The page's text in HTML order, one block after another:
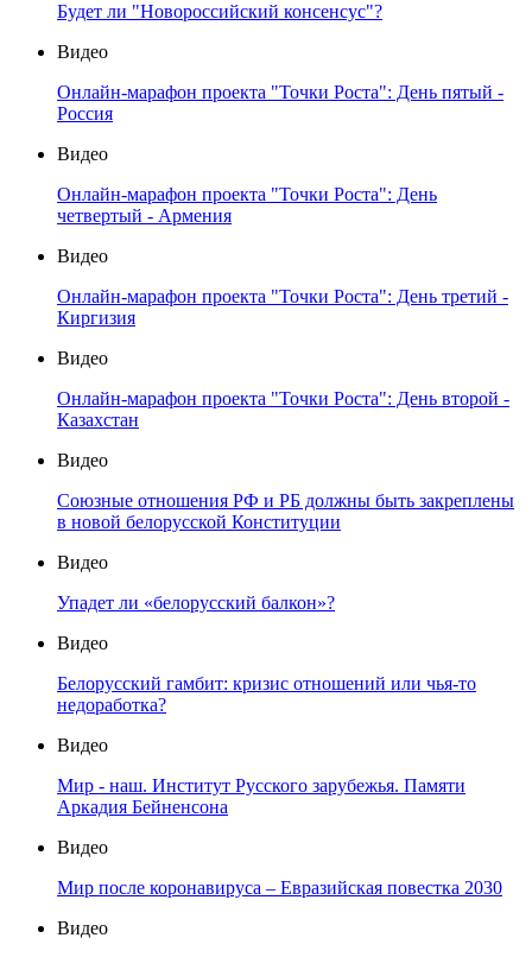
Будет ли "Новороссийский консенсус"?
Видео
Онлайн-марафон проекта "Точки Роста": День пятый -
Россия
Видео
Онлайн-марафон проекта "Точки Роста": День
четвертый - Армения
Видео
Онлайн-марафон проекта "Точки Роста": День третий -
Киргизия
Видео
Онлайн-марафон проекта "Точки Роста": День второй -
Казахстан
Видео
Союзные отношения РФ и РБ должны быть закреплены
в новой белорусской Конституции
Видео
Упадет ли «белорусский балкон»?
Видео
Белорусский гамбит: кризис отношений или чья-то
недоработка?
Видео
Мир - наш. Институт Русского зарубежья. Памяти
Аркадия Бейненсона
Видео
Мир после коронавируса – Евразийская повестка 2030
Видео